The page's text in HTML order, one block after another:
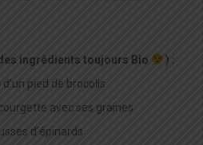
ingrédients toujours Bio
) :
pied de brocolis
courgette avec ses graines
d’épinards